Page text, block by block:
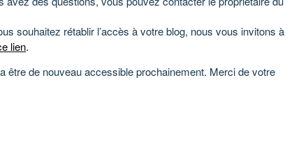
souhaitez rétablir l’accès à votre blog, nous vous invitons à
lien.
être de nouveau accessible prochainement. Merci de votre